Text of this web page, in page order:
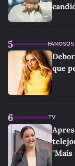
5 FAMOSOS
que
6 TV
"Mais